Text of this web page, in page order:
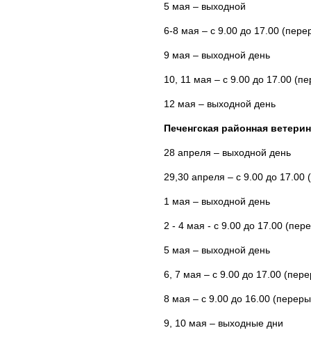
5 мая – выходной
6-8 мая – с 9.00 до 17.00
9 мая – выходной день
10, 11 мая – с 9.00 до 17.00
12 мая – выходной день
Печенгская районная
28 апреля – выходной день
29,30 апреля – с 9.00 до 17.00
1 мая – выходной день
2 - 4 мая - с 9.00 до 17.00
5 мая – выходной день
6, 7 мая – с 9.00 до 17.00
8 мая – с 9.00 до 16.00
9, 10 мая – выходные дни